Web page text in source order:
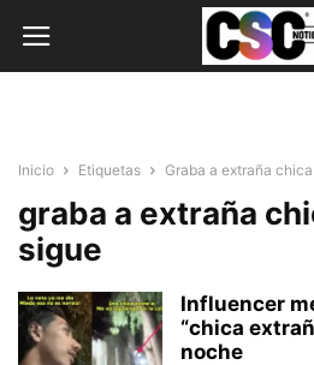
Inicio Etiquetas Graba a extraña
graba a extraña
sigue
Influencer
“chica
noche